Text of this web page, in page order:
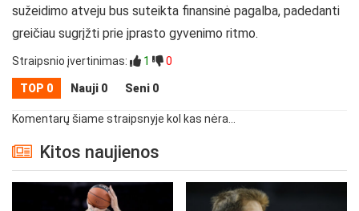
sužeidimo atveju bus suteikta finansinė pagalba, padedanti
greičiau sugrįžti prie įprasto gyvenimo ritmo.
Straipsnio įvertinimas: 1 0
TOP 0 Nauji 0 Seni 0
Komentarų šiame straipsnyje kol kas nėra...
Kitos naujienos